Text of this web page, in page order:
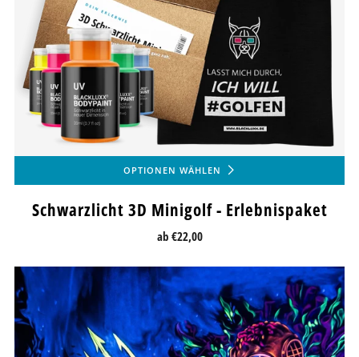
OPTIONEN WÄHLEN
Schwarzlicht 3D Minigolf - Erlebnispaket
ab €22,00